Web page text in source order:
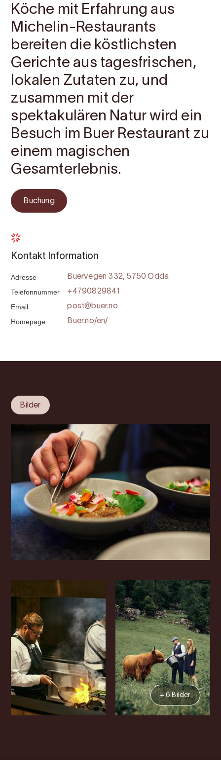
Köche mit Erfahrung aus
Michelin-Restaurants
bereiten die köstlichsten
Gerichte aus tagesfrischen,
lokalen Zutaten zu, und
zusammen mit der
spektakulären Natur wird ein
Besuch im Buer Restaurant zu
einem magischen
Gesamterlebnis.
Buchung
Kontakt Information
Adresse Buervegen 332, 5750 Odda
Telefonnummer +4790829841
Email post@buer.no
Homepage Buer.no/en/
Bilder
+ 6 Bilder